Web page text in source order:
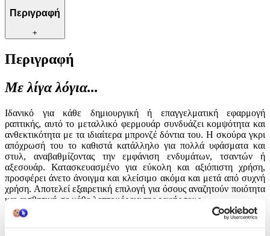
Περιγραφή
+
Περιγραφή
Με λίγα λόγια...
Ιδανικό για κάθε δημιουργική ή επαγγελματική εφαρμογή
ραπτικής, αυτό το μεταλλικό φερμουάρ συνδυάζει κομψότητα και
ανθεκτικότητα με τα ιδιαίτερα μπρονζέ δόντια του. Η σκούρα γκρι
απόχρωσή του το καθιστά κατάλληλο για πολλά υφάσματα και
στυλ, αναβαθμίζοντας την εμφάνιση ενδυμάτων, τσαντών ή
αξεσουάρ. Κατασκευασμένο για εύκολη και αξιόπιστη χρήση,
προσφέρει άνετο άνοιγμα και κλείσιμο ακόμα και μετά από συχνή
χρήση. Αποτελεί εξαιρετική επιλογή για όσους αναζητούν ποιότητα
και αισθητική σε κάθε λεπτομέρεια της ραφής τους.
Χαρακτηριστικά